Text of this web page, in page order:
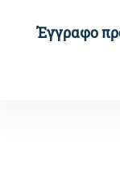
Έγγραφο